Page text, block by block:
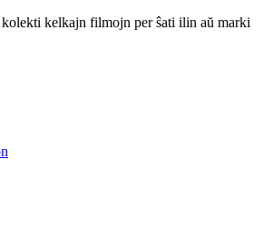
kelkajn filmojn per ŝati ilin aŭ marki